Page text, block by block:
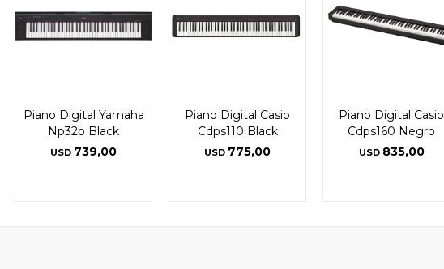
Piano Digital Yamaha
Np32b Black
USD 739,00
Piano Digital Casio
Cdps110 Black
USD 775,00
Piano Digital Casio
Cdps160 Negro
USD 835,00